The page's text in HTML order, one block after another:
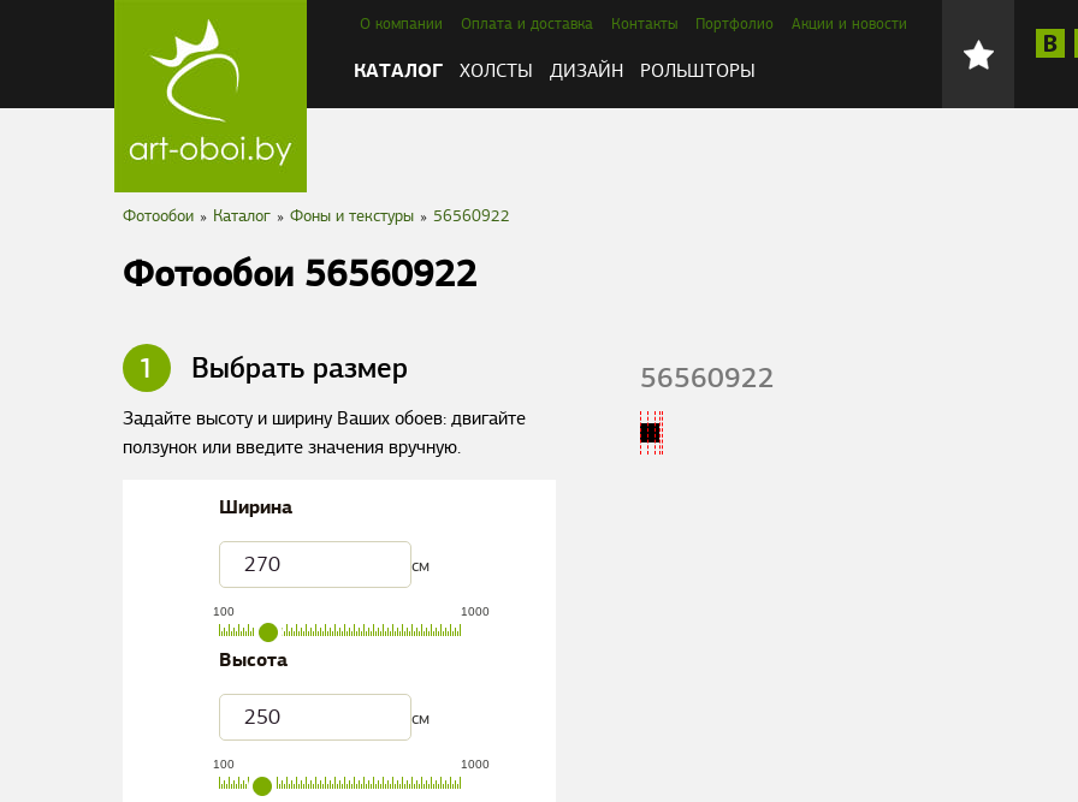
О компании Оплата и доставка Контакты Портфолио Акции и новости
КАТАЛОГ ХОЛСТЫ ДИЗАЙН РОЛЬШТОРЫ
Фотообои » Каталог » Фоны и текстуры » 56560922
Фотообои 56560922
1 Выбрать размер
Задайте высоту и ширину Ваших обоев: двигайте
ползунок или введите значения вручную.
Ширина
см
100 1000
Высота
см
100 1000
56560922